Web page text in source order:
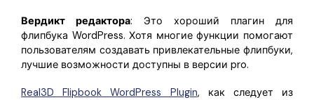
Вердикт редактора: Это хороший плагин для
флипбука WordPress. Хотя многие функции помогают
пользователям создавать привлекательные флипбуки,
лучшие возможности доступны в версии pro.
Real3D Flipbook WordPress Plugin, как следует из